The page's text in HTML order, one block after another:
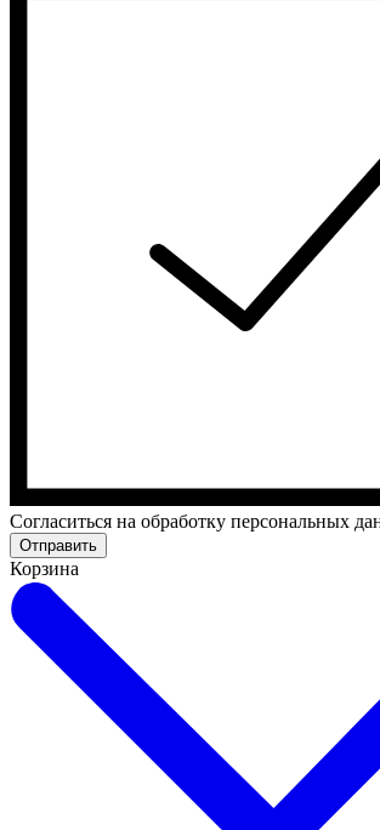
Cогласиться на обработку персональных
Отправить
Корзина